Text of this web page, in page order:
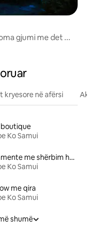
gjumi me det ...
kryesore në afërsi
Ko Samui
Apartamente me shërbim hotelerie me qira
Ko Samui
me qira
Ko Samui
shumë